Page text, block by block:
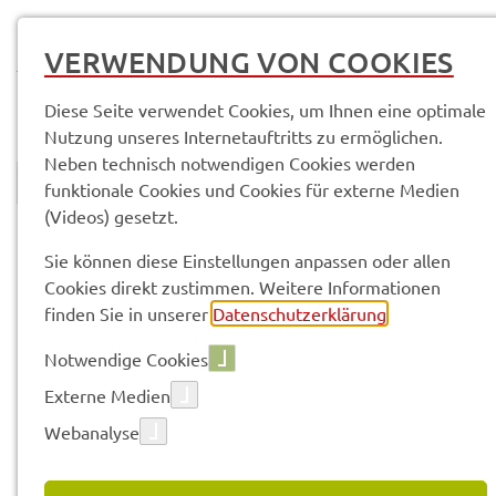
Vorle­sen
SERVICE­LEIS­TUN­GEN & INFOR­
MA­TIO­NEN
VERWENDUNG VON COOKIES
Diese Seite verwendet Cookies, um Ihnen eine optimale
Nutzung unseres Internetauftritts zu ermöglichen.
Neben technisch notwendigen Cookies werden
funktionale Cookies und Cookies für externe Medien
(Videos) gesetzt.
Sie können diese Einstellungen anpassen oder allen
Cookies direkt zustimmen. Weitere Informationen
finden Sie in unserer Datenschutzerklärung
Notwendige Cookies
Externe Medien
Webanalyse